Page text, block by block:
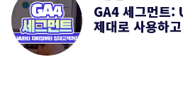
GA4 세그먼트:
제대로 사용하